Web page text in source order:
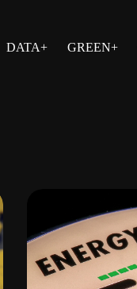
DATA+ GREEN+